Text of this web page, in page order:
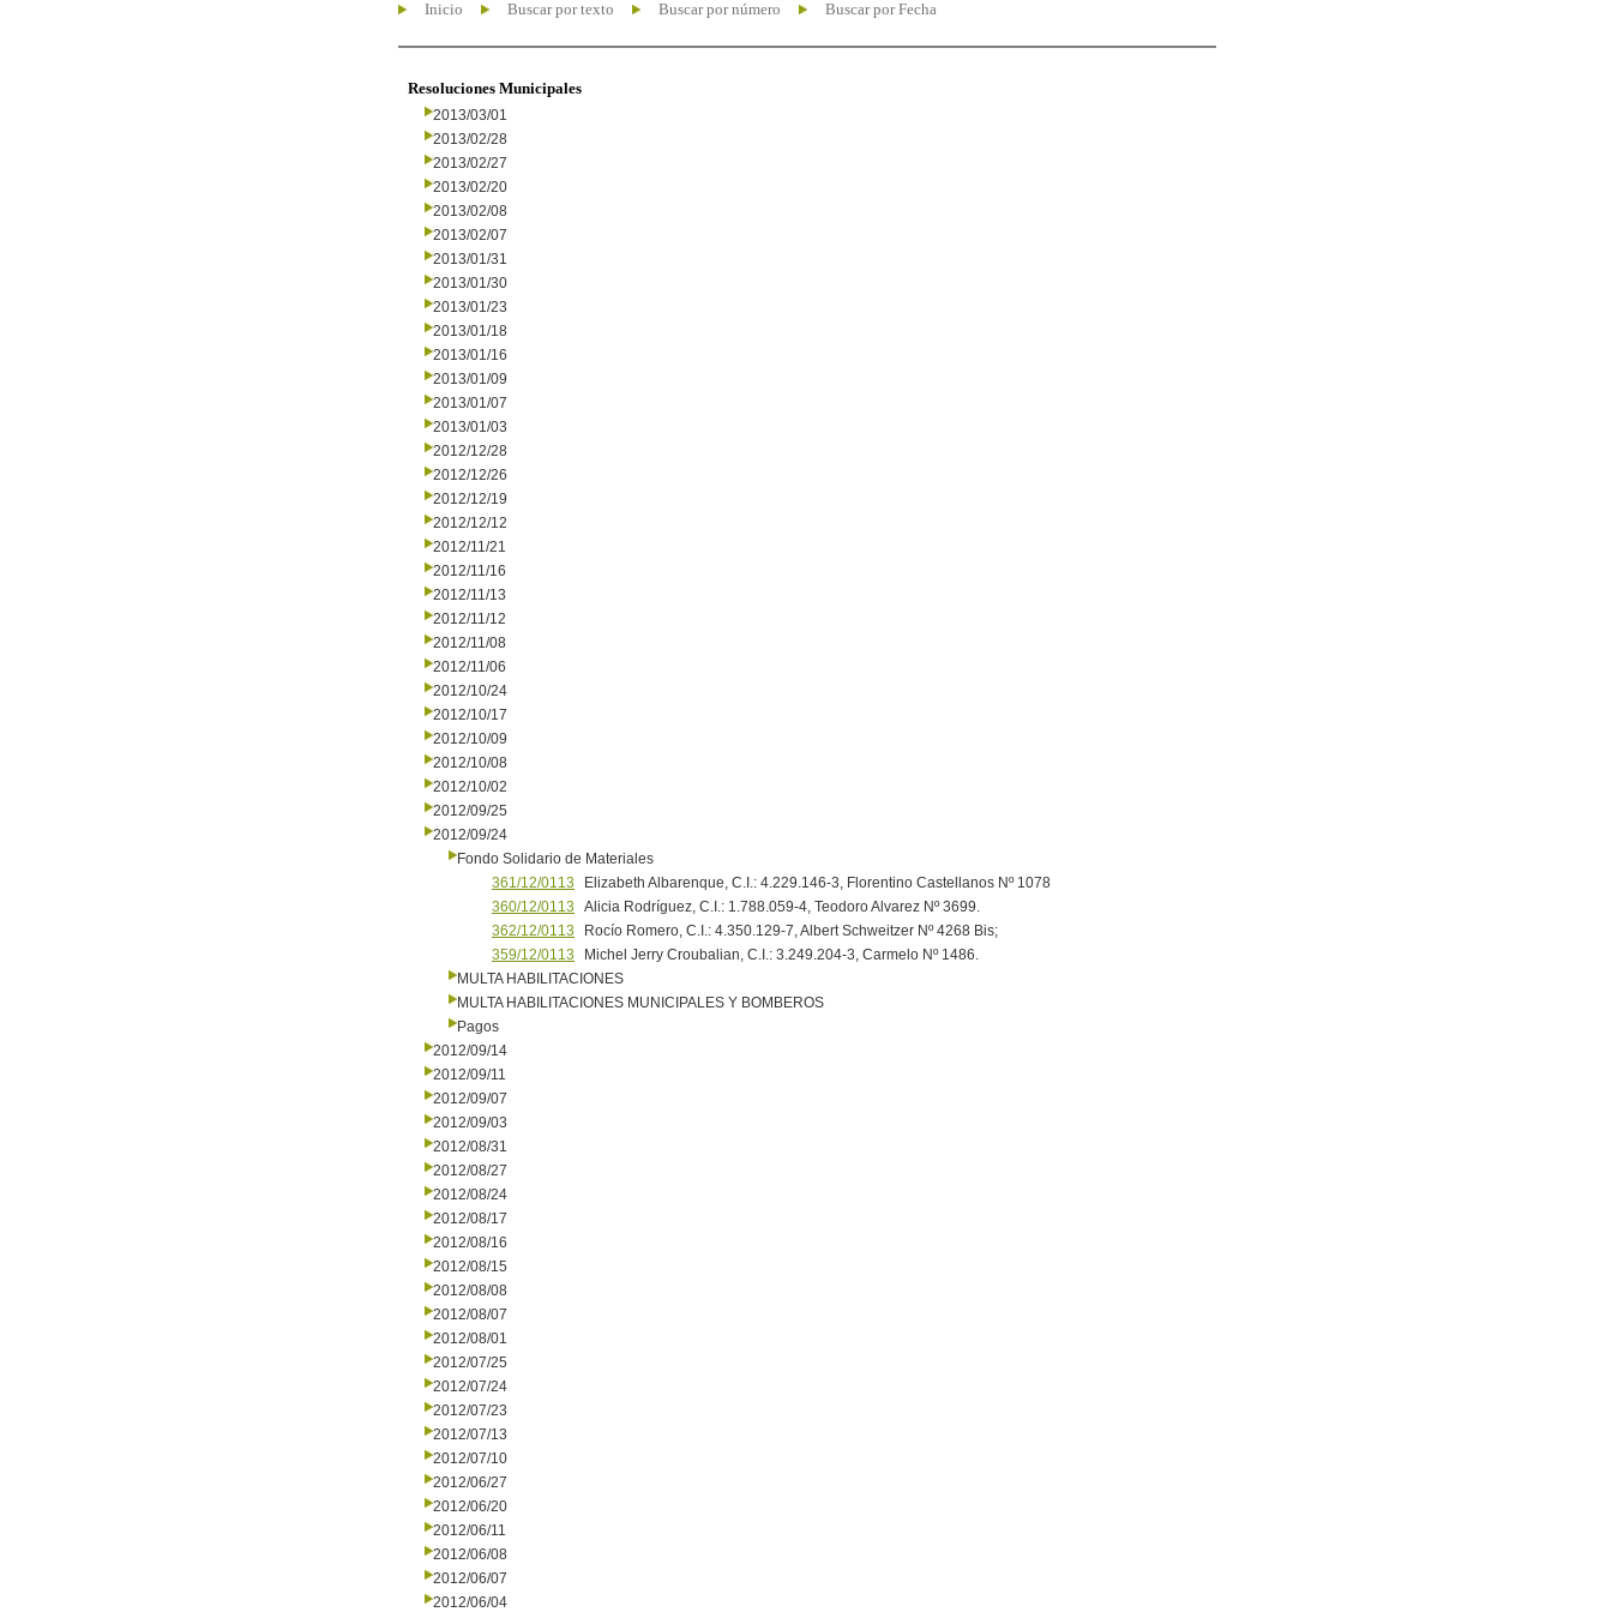
Inicio Buscar por texto Buscar por número Buscar por Fecha
Resoluciones Municipales
2013/03/01
2013/02/28
2013/02/27
2013/02/20
2013/02/08
2013/02/07
2013/01/31
2013/01/30
2013/01/23
2013/01/18
2013/01/16
2013/01/09
2013/01/07
2013/01/03
2012/12/28
2012/12/26
2012/12/19
2012/12/12
2012/11/21
2012/11/16
2012/11/13
2012/11/12
2012/11/08
2012/11/06
2012/10/24
2012/10/17
2012/10/09
2012/10/08
2012/10/02
2012/09/25
2012/09/24
Fondo Solidario de Materiales
361/12/0113
Elizabeth Albarenque, C.I.: 4.229.146-3, Florentino Castellanos Nº 1078
360/12/0113
Alicia Rodríguez, C.I.: 1.788.059-4, Teodoro Alvarez Nº 3699.
362/12/0113
Rocío Romero, C.I.: 4.350.129-7, Albert Schweitzer Nº 4268 Bis;
359/12/0113
Michel Jerry Croubalian, C.I.: 3.249.204-3, Carmelo Nº 1486.
MULTA HABILITACIONES
MULTA HABILITACIONES MUNICIPALES Y BOMBEROS
Pagos
2012/09/14
2012/09/11
2012/09/07
2012/09/03
2012/08/31
2012/08/27
2012/08/24
2012/08/17
2012/08/16
2012/08/15
2012/08/08
2012/08/07
2012/08/01
2012/07/25
2012/07/24
2012/07/23
2012/07/13
2012/07/10
2012/06/27
2012/06/20
2012/06/11
2012/06/08
2012/06/07
2012/06/04